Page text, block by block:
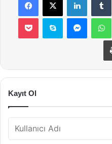
Pocket Skype
Kayıt Ol